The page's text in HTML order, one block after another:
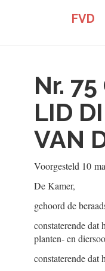
FVD
Nr. 75
LID
VAN
Voorgesteld 10
De Kamer,
gehoord de
constaterende dat
planten- en
constaterende